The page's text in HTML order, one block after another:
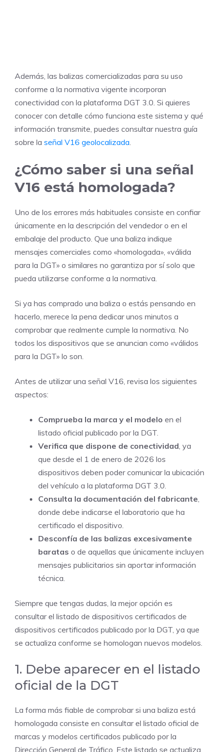
Además, las balizas comercializadas para su uso
conforme a la normativa vigente incorporan
conectividad con la plataforma DGT 3.0. Si quieres
conocer con detalle cómo funciona este sistema y qué
información transmite, puedes consultar nuestra guía
sobre la señal V16 geolocalizada
¿Cómo saber si una señal
V16 está homologada?
Uno de los errores más habituales consiste en confiar
únicamente en la descripción del vendedor o en el
embalaje del producto. Que una baliza indique
mensajes comerciales como «homologada», «válida
para la DGT» o similares no garantiza por sí solo que
pueda utilizarse conforme a la normativa.
Si ya has comprado una baliza o estás pensando en
hacerlo, merece la pena dedicar unos minutos a
comprobar que realmente cumple la normativa. No
todos los dispositivos que se anuncian como «válidos
para la DGT» lo son.
Antes de utilizar una señal V16, revisa los siguientes
aspectos:
Comprueba la marca y el modelo en el
listado oficial publicado por la DGT.
Verifica que dispone de conectividad , ya
que desde el 1 de enero de 2026 los
dispositivos deben poder comunicar la ubicación
del vehículo a la plataforma DGT 3.0.
Consulta la documentación del fabricante
donde debe indicarse el laboratorio que ha
certificado el dispositivo.
Desconfía de las balizas excesivamente
baratas o de aquellas que únicamente incluyen
mensajes publicitarios sin aportar información
técnica.
Siempre que tengas dudas, la mejor opción es
consultar el listado de dispositivos certificados de
dispositivos certificados publicado por la DGT, ya que
se actualiza conforme se homologan nuevos modelos.
1. Debe aparecer en el listado
oficial de la DGT
La forma más fiable de comprobar si una baliza está
homologada consiste en consultar el listado oficial de
marcas y modelos certificados publicado por la
Dirección General de Tráfico. Este listado se actualiza